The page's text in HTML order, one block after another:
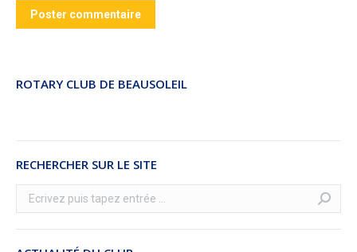
Poster commentaire
ROTARY CLUB DE BEAUSOLEIL
RECHERCHER SUR LE SITE
Recherche
: